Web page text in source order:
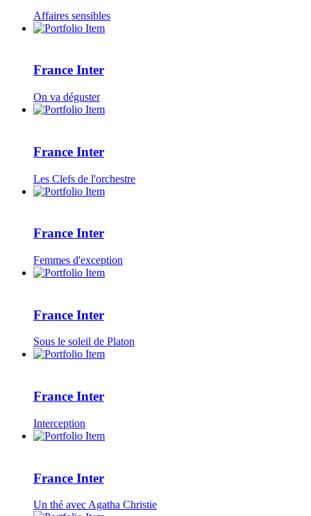
Affaires sensibles
France Inter
On va déguster
France Inter
Les Clefs de l'orchestre
France Inter
Femmes d'exception
France Inter
Sous le soleil de Platon
France Inter
Interception
France Inter
Un thé avec Agatha Christie